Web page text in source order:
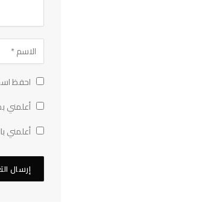
احفظ
أعلمني
أعلمني